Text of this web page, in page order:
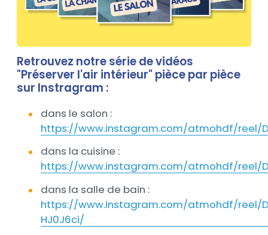
Retrouvez notre série de vidéos
"Préserver l'air intérieur" pièce par pièce
sur Instragram :
dans le salon :
https://www.instagram.com/atmohdf/reel/
dans la cuisine :
https://www.instagram.com/atmohdf/reel/
dans la salle de bain :
https://www.instagram.com/atmohdf/reel/
HJ0J6ci/